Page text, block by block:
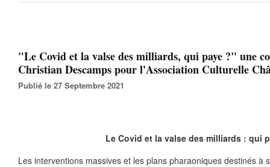
"Le Covid et la valse des milliards, qui paye ?" une
Christian Descamps pour l'Association Culturelle
Publié le 27 Septembre 2021
Le Covid et la valse des milliards : qui
Les interventions massives et les plans pharaoniques destinés à